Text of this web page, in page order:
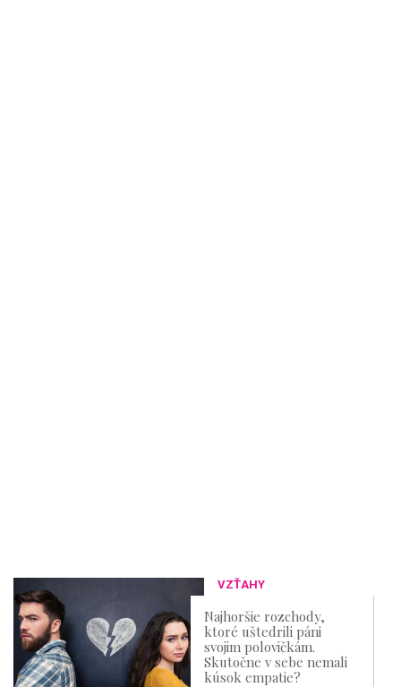
VZŤAHY
Najhoršie rozchody,
ktoré uštedrili páni
svojim polovičkám.
Skutočne v sebe nemali
kúsok empatie?